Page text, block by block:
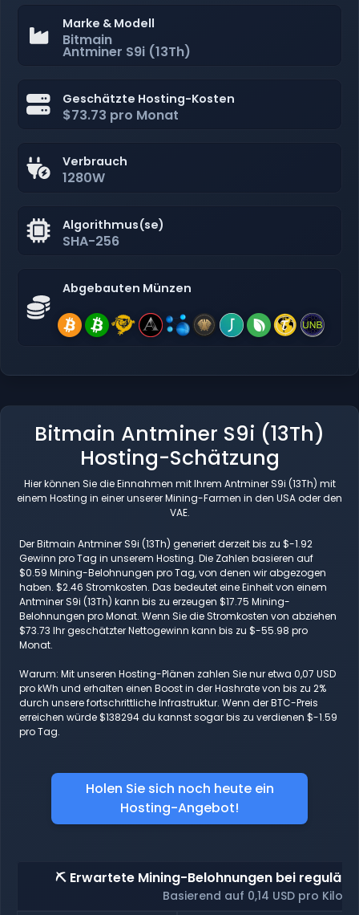
Marke & Modell
Bitmain
Antminer S9i (13Th)
Geschätzte Hosting-Kosten
$73.73 pro Monat
Verbrauch
1280W
Algorithmus(se)
SHA-256
Abgebauten Münzen
Bitmain Antminer S9i (13Th)
Hosting-Schätzung
Hier können Sie die Einnahmen mit Ihrem Antminer S9i (13Th) mit
einem Hosting in einer unserer Mining-Farmen in den USA oder den
VAE.
Der Bitmain Antminer S9i (13Th) generiert derzeit bis zu $-1.92
Gewinn pro Tag in unserem Hosting. Die Zahlen basieren auf
$0.59 Mining-Belohnungen pro Tag, von denen wir abgezogen
haben. $2.46 Stromkosten. Das bedeutet eine Einheit von einem
Antminer S9i (13Th) kann bis zu erzeugen $17.75 Mining-
Belohnungen pro Monat. Wenn Sie die Stromkosten von abziehen
$73.73 Ihr geschätzter Nettogewinn kann bis zu $-55.98 pro
Monat.
Warum: Mit unseren Hosting-Plänen zahlen Sie nur etwa 0,07 USD
pro kWh und erhalten einen Boost in der Hashrate von bis zu 2%
durch unsere fortschrittliche Infrastruktur. Wenn der BTC-Preis
erreichen würde $138294 du kannst sogar bis zu verdienen $-1.59
pro Tag.
Holen Sie sich noch heute ein
Hosting-Angebot!
⛏️ Erwartete Mining-Belohnungen bei
Basierend auf 0,14 USD pro